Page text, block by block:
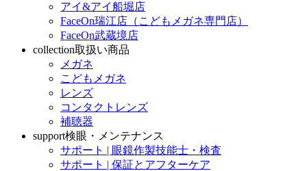
アイ&アイ船堀店
FaceOn瑞江店（こどもメガネ専門店）
FaceOn武蔵境店
collection取扱い商品
メガネ
こどもメガネ
レンズ
コンタクトレンズ
補聴器
support検眼・メンテナンス
サポート | 眼鏡作製技能士・検査
サポート | 保証とアフターケア